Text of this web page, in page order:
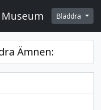
Bläddra
Ämnen: